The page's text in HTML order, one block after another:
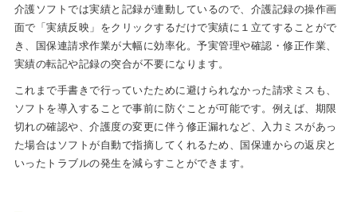
介護ソフトでは実績と記録が連動しているので、介護記録の操作画
面で「実績反映」をクリックするだけで実績に１立てすることがで
き、国保連請求作業が大幅に効率化。予実管理や確認・修正作業、
実績の転記や記録の突合が不要になります。
これまで手書きで行っていたために避けられなかった請求ミスも、
ソフトを導入することで事前に防ぐことが可能です。例えば、期限
切れの確認や、介護度の変更に伴う修正漏れなど、入力ミスがあっ
た場合はソフトが自動で指摘してくれるため、国保連からの返戻と
いったトラブルの発生を減らすことができます。